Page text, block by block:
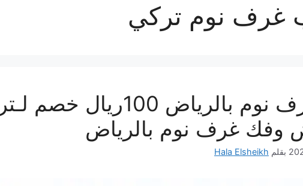
غرف نوم تركي
نقل غرف نوم بالرياض
وفك غرف نوم بالرياض
بقلم Hala Elsheikh